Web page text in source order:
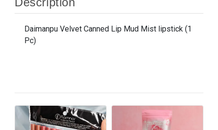
Daimanpu Velvet Canned Lip Mud Mist lipstick (1
Pc)